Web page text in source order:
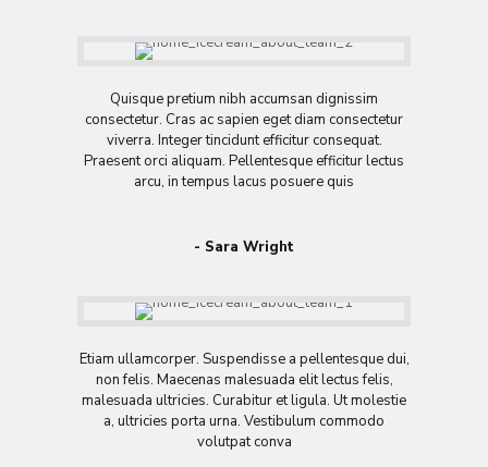
Quisque pretium nibh accumsan dignissim
consectetur. Cras ac sapien eget diam consectetur
viverra. Integer tincidunt efficitur consequat.
Praesent orci aliquam. Pellentesque efficitur lectus
arcu, in tempus lacus posuere quis
- Sara Wright
Etiam ullamcorper. Suspendisse a pellentesque dui,
non felis. Maecenas malesuada elit lectus felis,
malesuada ultricies. Curabitur et ligula. Ut molestie
a, ultricies porta urna. Vestibulum commodo
volutpat conva